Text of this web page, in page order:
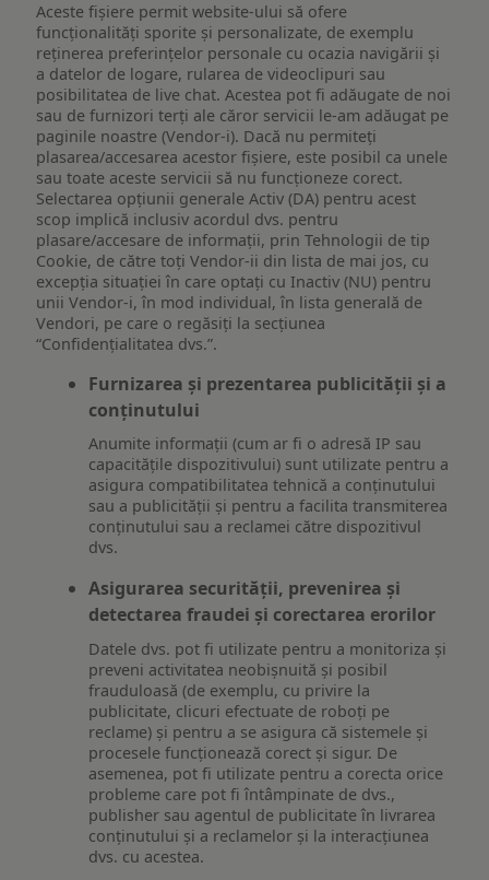
Aceste fișiere permit website-ului să ofere
funcționalități sporite și personalizate, de exemplu
reţinerea preferinţelor personale cu ocazia navigării și
a datelor de logare, rularea de videoclipuri sau
posibilitatea de live chat. Acestea pot fi adăugate de noi
sau de furnizori terți ale căror servicii le-am adăugat pe
paginile noastre (Vendor-i). Dacă nu permiteți
plasarea/accesarea acestor fișiere, este posibil ca unele
sau toate aceste servicii să nu funcționeze corect.
Selectarea opțiunii generale Activ (DA) pentru acest
scop implică inclusiv acordul dvs. pentru
plasare/accesare de informații, prin Tehnologii de tip
Cookie, de către toți Vendor-ii din lista de mai jos, cu
excepția situației în care optați cu Inactiv (NU) pentru
unii Vendor-i, în mod individual, în lista generală de
Vendori, pe care o regăsiți la secțiunea
“Confidențialitatea dvs.”.
Furnizarea și prezentarea publicității și a
conținutului
Anumite informații (cum ar fi o adresă IP sau
capacitățile dispozitivului) sunt utilizate pentru a
asigura compatibilitatea tehnică a conținutului
sau a publicității și pentru a facilita transmiterea
conținutului sau a reclamei către dispozitivul
dvs.
Asigurarea securității, prevenirea și
detectarea fraudei și corectarea erorilor
Datele dvs. pot fi utilizate pentru a monitoriza și
preveni activitatea neobișnuită și posibil
frauduloasă (de exemplu, cu privire la
publicitate, clicuri efectuate de roboți pe
reclame) și pentru a se asigura că sistemele și
procesele funcționează corect și sigur. De
asemenea, pot fi utilizate pentru a corecta orice
probleme care pot fi întâmpinate de dvs.,
publisher sau agentul de publicitate în livrarea
conținutului și a reclamelor și la interacțiunea
dvs. cu acestea.